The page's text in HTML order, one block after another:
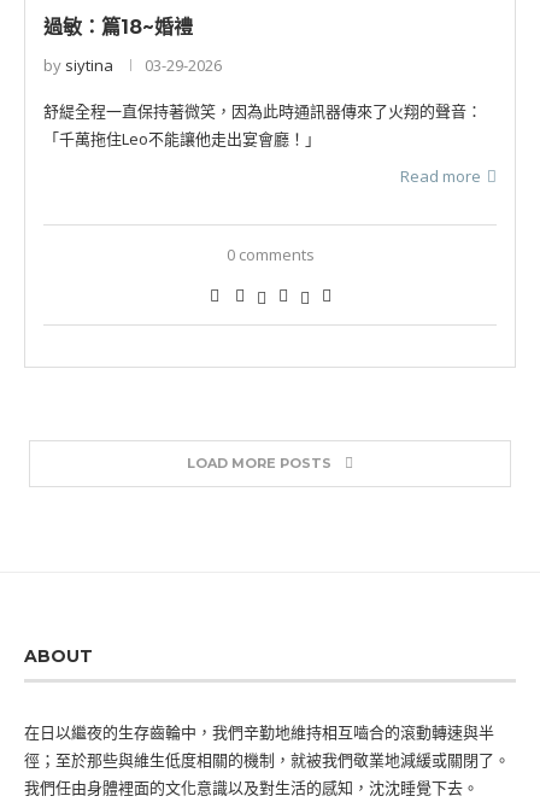
過敏：篇18~婚禮
by siytina 03-29-2026
舒緹全程一直保持著微笑，因為此時通訊器傳來了火翔的聲音：
「千萬拖住Leo不能讓他走出宴會廳！」
Read more
0 comments
LOAD MORE POSTS
ABOUT
在日以繼夜的生存齒輪中，我們辛勤地維持相互嚙合的滾動轉速與半
徑；至於那些與維生低度相關的機制，就被我們敬業地減緩或關閉了。
我們任由身體裡面的文化意識以及對生活的感知，沈沈睡覺下去。